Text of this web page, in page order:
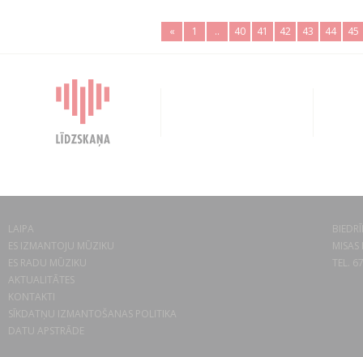
« 1 .. 40 41 42 43 44 45
LAIPA
ES IZMANTOJU MŪZIKU
ES RADU MŪZIKU
AKTUALITĀTES
KONTAKTI
SĪKDATŅU IZMANTOŠANAS POLITIKA
DATU APSTRĀDE
TEL.